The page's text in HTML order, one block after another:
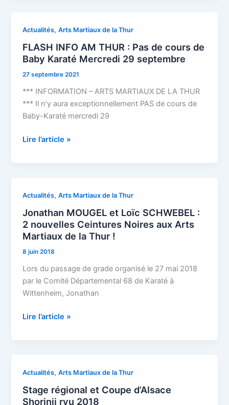
Actualités,Arts Martiaux de la Thur
FLASH INFO AM THUR : Pas de cours de
Baby Karaté Mercredi 29 septembre
27 septembre 2021
*** INFORMATION – ARTS MARTIAUX DE LA THUR
*** Il n’y aura exceptionnellement PAS de cours de
Baby-Karaté mercredi 29
FLASH
INFO
AM
THUR
:
Pas
de
cours
Baby
Lire l’article »
Actualités,Arts Martiaux de la Thur
Jonathan MOUGEL et Loïc SCHWEBEL :
2 nouvelles Ceintures Noires aux Arts
Martiaux de la Thur !
8 juin 2018
Lors du passage de grade organisé le 27 mai 2018
par le Comité Départemental 68 de Karaté à
Wittenheim, Jonathan
Jonathan
MOUGEL
et
Loïc
:
2
nouvelles
Ceintures
aux
!
Lire l’article »
Actualités,Arts Martiaux de la Thur
Stage régional et Coupe d’Alsace
Shorinji ryu 2018
Stage
régional
et